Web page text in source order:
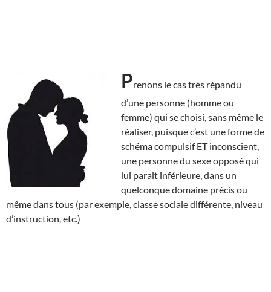
Prenons le cas très répandu
d’une personne (homme ou
femme) qui se choisi, sans même le
réaliser, puisque c’est une forme de
schéma compulsif ET inconscient,
une personne du sexe opposé qui
lui parait inférieure, dans un
quelconque domaine précis ou
même dans tous (par exemple, classe sociale différente, niveau
d’instruction, etc.)